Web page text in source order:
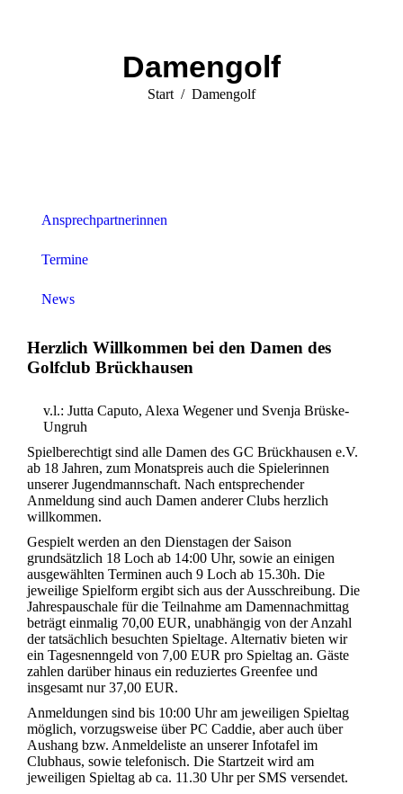
Damengolf
Sie befinden sich hier:
Start Damengolf
Ansprechpartnerinnen
Termine
News
Herzlich Willkommen bei den Damen des
Golfclub Brückhausen
v.l.: Jutta Caputo, Alexa Wegener und Svenja Brüske-
Ungruh
Spielberechtigt sind alle Damen des GC Brückhausen e.V.
ab 18 Jahren, zum Monatspreis auch die Spielerinnen
unserer Jugendmannschaft. Nach entsprechender
Anmeldung sind auch Damen anderer Clubs herzlich
willkommen.
Gespielt werden an den Dienstagen der Saison
grundsätzlich 18 Loch ab 14:00 Uhr, sowie an einigen
ausgewählten Terminen auch 9 Loch ab 15.30h. Die
jeweilige Spielform ergibt sich aus der Ausschreibung. Die
Jahrespauschale für die Teilnahme am Damennachmittag
beträgt einmalig 70,00 EUR, unabhängig von der Anzahl
der tatsächlich besuchten Spieltage. Alternativ bieten wir
ein Tagesnenngeld von 7,00 EUR pro Spieltag an. Gäste
zahlen darüber hinaus ein reduziertes Greenfee und
insgesamt nur 37,00 EUR.
Anmeldungen sind bis 10:00 Uhr am jeweiligen Spieltag
möglich, vorzugsweise über PC Caddie, aber auch über
Aushang bzw. Anmeldeliste an unserer Infotafel im
Clubhaus, sowie telefonisch. Die Startzeit wird am
jeweiligen Spieltag ab ca. 11.30 Uhr per SMS versendet.